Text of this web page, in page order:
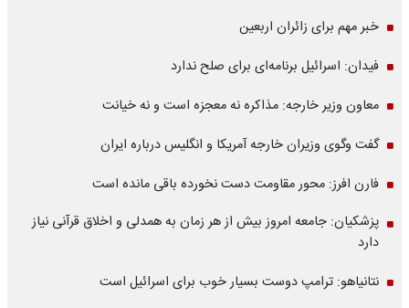
خبر مهم برای زائران اربعین
فیدان: اسرائیل برنامه‌ای برای صلح ندارد
معاون وزیر خارجه: مذاکره نه معجزه است و نه خیانت
گفت وگوی وزیران خارجه آمریکا و انگلیس درباره ایران
فارن افرز: محور مقاومت دست نخورده باقی مانده است
پزشکیان: جامعه امروز بیش از هر زمان به همدلی و اخلاق قرآنی نیاز
دارد
نتانیاهو: ترامپ دوست بسیار خوب برای اسرائیل است